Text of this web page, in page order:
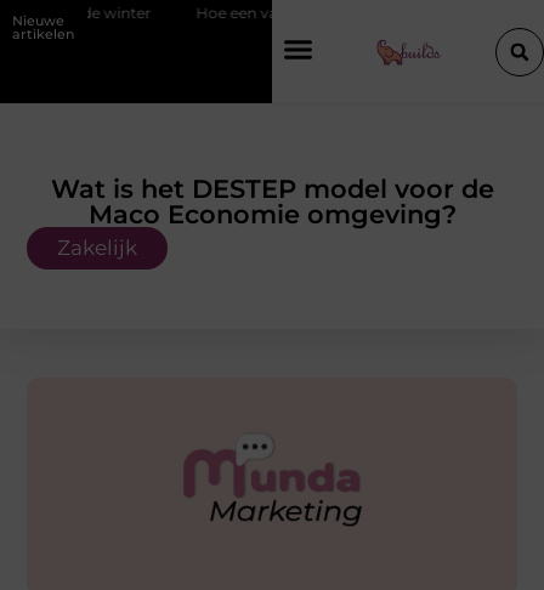
Nieuwe
artikelen
Hoe een vastgoedcoach jou helpt bij het verkopen van een
Wat is het DESTEP model voor de
Maco Economie omgeving?
Zakelijk